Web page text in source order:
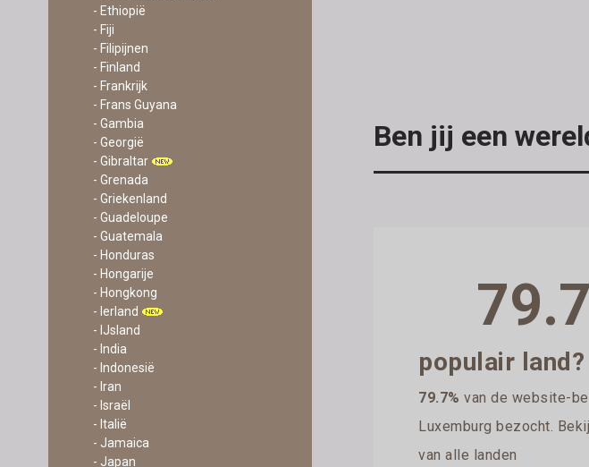
- Ethiopië
- Fiji
- Filipijnen
- Finland
- Frankrijk
- Frans Guyana
- Gambia
- Georgië
- Gibraltar
- Grenada
- Griekenland
- Guadeloupe
- Guatemala
- Honduras
- Hongarije
- Hongkong
- Ierland
- IJsland
- India
- Indonesië
- Iran
- Israël
- Italië
- Jamaica
- Japan
Ben jij een
populair land?
79.7% van de website-
Luxemburg bezocht.
van alle landen